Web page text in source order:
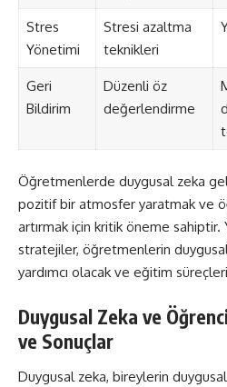
Stres
Yönetimi
Stresi azaltma
teknikleri
Geri
Bildirim
Düzenli öz
değerlendirme
Öğretmenlerde duygusal zeka
pozitif bir atmosfer yaratmak ve
artırmak için kritik öneme sahiptir.
stratejiler, öğretmenlerin
yardımcı olacak ve eğitim
Duygusal Zeka ve
ve Sonuçlar
Duygusal zeka, bireylerin duygusal